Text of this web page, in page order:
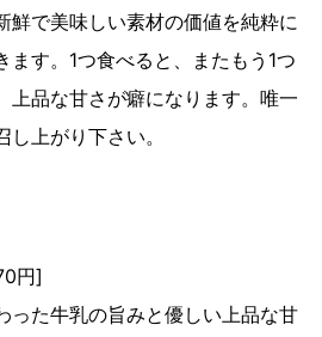
鮮で美味しい素材の価値を純粋に
ます。1つ食べると、またもう1つ
上品な甘さが癖になります。唯一
上がり下さい。
円]
った牛乳の旨みと優しい上品な甘